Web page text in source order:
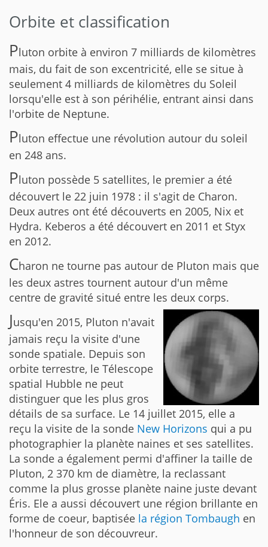
Orbite et classification
Pluton orbite à environ 7 milliards de kilomètres
mais, du fait de son excentricité, elle se situe à
seulement 4 milliards de kilomètres du Soleil
lorsqu'elle est à son périhélie, entrant ainsi dans
l'orbite de Neptune.
Pluton effectue une révolution autour du soleil
en 248 ans.
Pluton possède 5 satellites, le premier a été
découvert le 22 juin 1978 : il s'agit de Charon.
Deux autres ont été découverts en 2005, Nix et
Hydra. Keberos a été découvert en 2011 et Styx
en 2012.
Charon ne tourne pas autour de Pluton mais que
les deux astres tournent autour d'un même
centre de gravité situé entre les deux corps.
Jusqu'en 2015, Pluton n'avait
jamais reçu la visite d'une
sonde spatiale. Depuis son
orbite terrestre, le Télescope
spatial Hubble ne peut
distinguer que les plus gros
détails de sa surface. Le 14 juillet 2015, elle a
reçu la visite de la sonde New Horizons qui a pu
photographier la planète naines et ses satellites.
La sonde a également permi d'affiner la taille de
Pluton, 2 370 km de diamètre, la reclassant
comme la plus grosse planète naine juste devant
Éris. Ele a aussi découvert une région brillante en
forme de coeur, baptisée la région Tombaugh en
l'honneur de son découvreur.